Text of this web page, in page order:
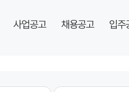
사업공고 채용공고 입주